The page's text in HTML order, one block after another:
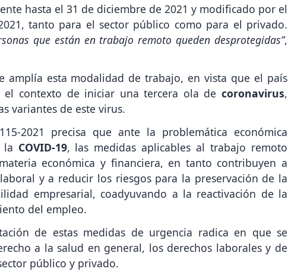
hasta el 31 de diciembre de 2021 y modificado por el
tanto para el sector público como para el privado.
que están en trabajo remoto queden desprotegidas”,
amplía esta modalidad de trabajo, en vista que el país
el contexto de iniciar una tercera ola de coronavirus,
variantes de este virus.
2021 precisa que ante la problemática económica
la COVID-19, las medidas aplicables al trabajo remoto
económica y financiera, en tanto contribuyen a
y a reducir los riesgos para la preservación de la
empresarial, coadyuvando a la reactivación de la
del empleo.
de estas medidas de urgencia radica en que se
a la salud en general, los derechos laborales y de
público y privado.